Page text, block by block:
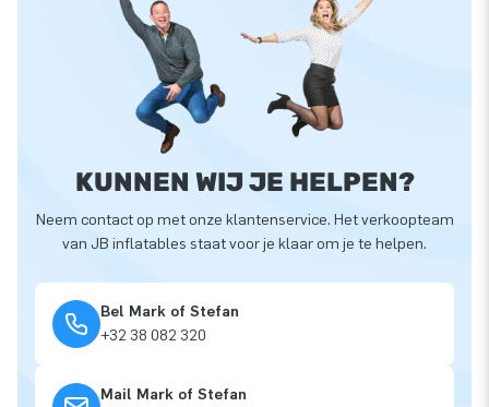
KUNNEN WIJ JE HELPEN?
Neem contact op met onze klantenservice. Het verkoopteam
van JB inflatables staat voor je klaar om je te helpen.
Bel Mark of Stefan
+32 38 082 320
Mail Mark of Stefan